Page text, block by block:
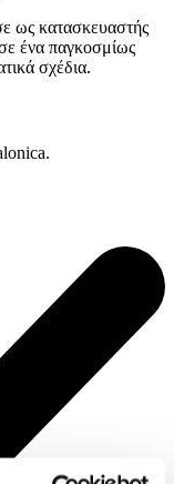
ως κατασκευαστής
ένα παγκοσμίως
σχέδια.